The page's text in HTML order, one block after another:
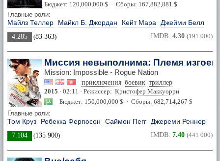
Бюджет: 120,000,000 $ · Сборы: 167,882,881 $
Главные роли:
Майлз Теллер Майкл Б. Джордан Кейт Мара Джейми Белл
4.285 (83 363) IMDB: 4.30 (191 000)
Миссия невыполнима: Племя изгоев
Mission: Impossible - Rogue Nation
приключения боевик триллер
2015 · 02:11 · Режиссер: Кристофер Маккуорри
Бюджет: 150,000,000 $ · Сборы: 682,714,267 $
Главные роли:
Том Круз Ребекка Фергюсон Саймон Пегг Джереми Реннер
7.104 (135 900) IMDB: 7.40 (441 000)